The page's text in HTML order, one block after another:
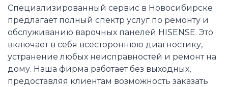
Специализированный сервис в Новосибирске
предлагает полный спектр услуг по ремонту и
обслуживанию варочных панелей HISENSE. Это
включает в себя всестороннюю диагностику,
устранение любых неисправностей и ремонт на
дому. Наша фирма работает без выходных,
предоставляя клиентам возможность заказать